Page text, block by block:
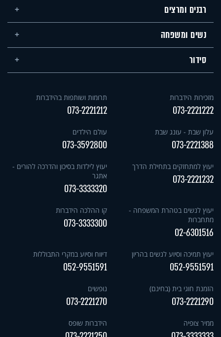
רבנים ומרצים
נשים ומשפחה
סידור
מזכירות הידברות
073-2221222
תרומות ושותפות בהידברות
073-2221212
עלון שבת - עונג שבת
073-2221388
עולם הילדים
073-3592800
יעוץ למתחזקים בתחילת הדרך
073-2221232
יעוץ לילדות בסיכון והדרכה להורים -
אתגר
073-3333320
יעוץ לנשים בטהרת המשפחה -
מתחברות
02-6301516
קו ההלכה הידברות
073-3333300
יעוץ תמיכה וסיוע לנשים בהריון
052-9551591
דיווח וסיוע במקרי התבוללות
052-9551591
הזמנת חוגי בית (בחינם)
073-2221290
נופשים
073-2221270
ממיר צופיה הידברות שופס